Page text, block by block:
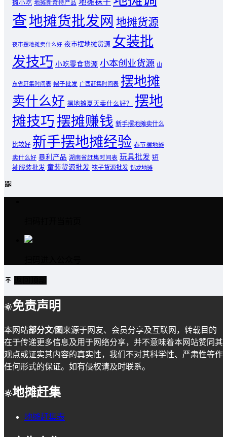
摊小吃 地摊新奇特产品
查地摊货批发网 地摊货源
夜市摆地摊卖什么好 夜市摆地摊货源 女装批
发技巧 小吃零食货源 小本创业货源 山
东省赶集时间表 帽子批发 广西赶集时间表 摆地摊
卖什么好 摆地摊夏天卖什么好？
摆地
摊技巧摆摊赚钱 新手摆地摊卖什么
比较好 新手摆地摊经验 春节摆地摊
卖什么好 暴利产品 湖南省赶集时间表 玩具批发 短
袖服装批发 童装货源批发 袜子货源批发 钻龙地摊
免责声明
本网站部分文/图来源于网友、会员分享及互联网，转载目的
在于传递更多信息及用于网络分享，并不意味着本网站赞同其
观点或证实其内容的真实性，我们不对其科学性、严肃性等作
任何形式的保证。如有侵权请及时联系。
地摊赶集
地摊赶集表